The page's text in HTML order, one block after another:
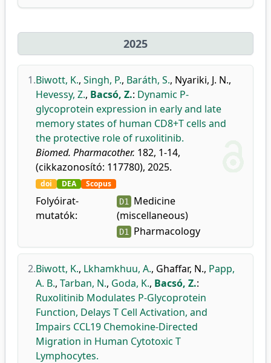
2025
1.Biwott, K., Singh, P., Baráth, S., Nyariki, J. N.,
Hevessy, Z., Bacsó, Z.: Dynamic P-
glycoprotein expression in early and late
memory states of human CD8+T cells and
the protective role of ruxolitinib.
Biomed. Pharmacother. 182, 1-14,
(cikkazonosító: 117780), 2025.
doi DEA Scopus
Folyóirat-
mutatók:
D1 Medicine
(miscellaneous)
D1 Pharmacology
2.Biwott, K., Lkhamkhuu, A., Ghaffar, N., Papp,
A. B., Tarban, N., Goda, K., Bacsó, Z.:
Ruxolitinib Modulates P-Glycoprotein
Function, Delays T Cell Activation, and
Impairs CCL19 Chemokine-Directed
Migration in Human Cytotoxic T
Lymphocytes.